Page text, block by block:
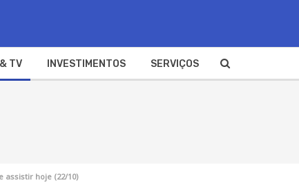
TV INVESTIMENTOS SERVIÇOS
assistir hoje (22/10)